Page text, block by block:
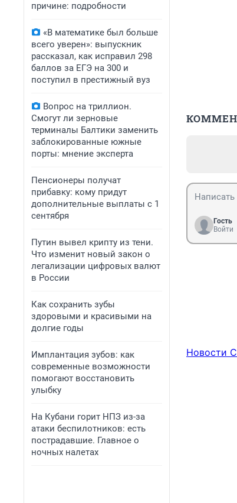
причине: подробности
«В математике был больше
всего уверен»: выпускник
рассказал, как исправил 298
баллов за ЕГЭ на 300 и
поступил в престижный вуз
Вопрос на триллион.
Смогут ли зерновые
терминалы Балтики заменить
заблокированные южные
порты: мнение эксперта
Пенсионеры получат
прибавку: кому придут
дополнительные выплаты с 1
сентября
Путин вывел крипту из тени.
Что изменит новый закон о
легализации цифровых валют
в России
Как сохранить зубы
здоровыми и красивыми на
долгие годы
Имплантация зубов: как
современные возможности
помогают восстановить
улыбку
На Кубани горит НПЗ из-за
атаки беспилотников: есть
пострадавшие. Главное о
ночных налетах
Гость
Войти
Новости